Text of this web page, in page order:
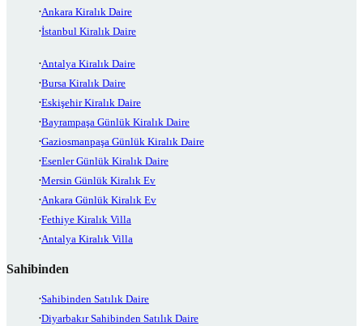
Ankara Kiralık Daire
İstanbul Kiralık Daire
Antalya Kiralık Daire
Bursa Kiralık Daire
Eskişehir Kiralık Daire
Bayrampaşa Günlük Kiralık Daire
Gaziosmanpaşa Günlük Kiralık Daire
Esenler Günlük Kiralık Daire
Mersin Günlük Kiralık Ev
Ankara Günlük Kiralık Ev
Fethiye Kiralık Villa
Antalya Kiralık Villa
Sahibinden
Sahibinden Satılık Daire
Diyarbakır Sahibinden Satılık Daire